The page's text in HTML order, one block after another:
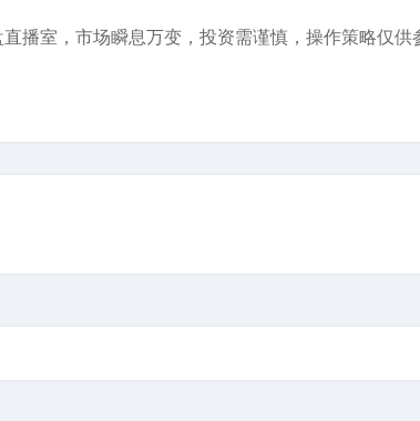
播室，市场瞬息万变，投资需谨慎，操作策略仅供